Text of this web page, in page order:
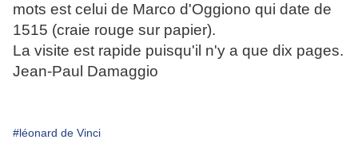
mots est celui de Marco d'Oggiono qui date de
1515 (craie rouge sur papier).
La visite est rapide puisqu'il n'y a que dix pages.
Jean-Paul Damaggio
#léonard de Vinci